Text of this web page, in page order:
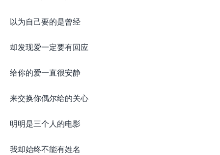
以为自己要的是曾经
却发现爱一定要有回应
给你的爱一直很安静
来交换你偶尔给的关心
明明是三个人的电影
我却始终不能有姓名